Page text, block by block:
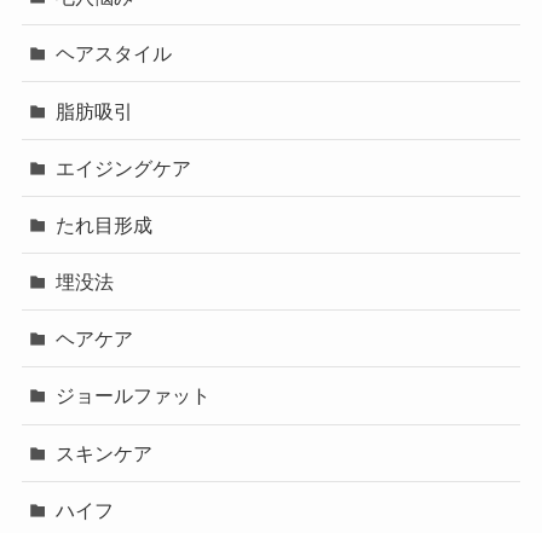
ヘアスタイル
脂肪吸引
エイジングケア
たれ目形成
埋没法
ヘアケア
ジョールファット
スキンケア
ハイフ